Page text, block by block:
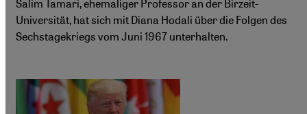
Salim Tamari, ehemaliger Professor an der Birzeit-
Universität, hat sich mit Diana Hodali über die Folgen des
Sechstagekriegs vom Juni 1967 unterhalten.